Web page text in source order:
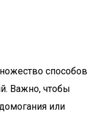
способов
Важно, чтобы
или